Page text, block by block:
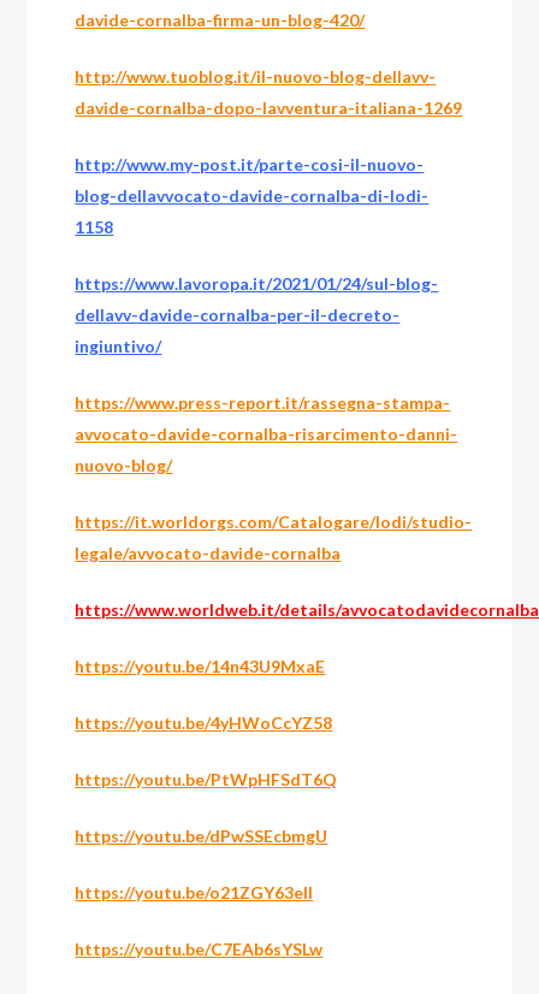
davide-cornalba-firma-un-blog-420/
http://www.tuoblog.it/il-nuovo-blog-dellavv-
davide-cornalba-dopo-lavventura-italiana-1269
http://www.my-post.it/parte-cosi-il-nuovo-
blog-dellavvocato-davide-cornalba-di-lodi-
1158
https://www.lavoropa.it/2021/01/24/sul-blog-
dellavv-davide-cornalba-per-il-decreto-
ingiuntivo/
https://www.press-report.it/rassegna-stampa-
avvocato-davide-cornalba-risarcimento-danni-
nuovo-blog/
https://it.worldorgs.com/Catalogare/lodi/studio-
legale/avvocato-davide-cornalba
https://www.worldweb.it/details/
https://youtu.be/14n43U9MxaE
https://youtu.be/4yHWoCcYZ58
https://youtu.be/PtWpHFSdT6Q
https://youtu.be/dPwSSEcbmgU
https://youtu.be/o21ZGY63elI
https://youtu.be/C7EAb6sYSLw